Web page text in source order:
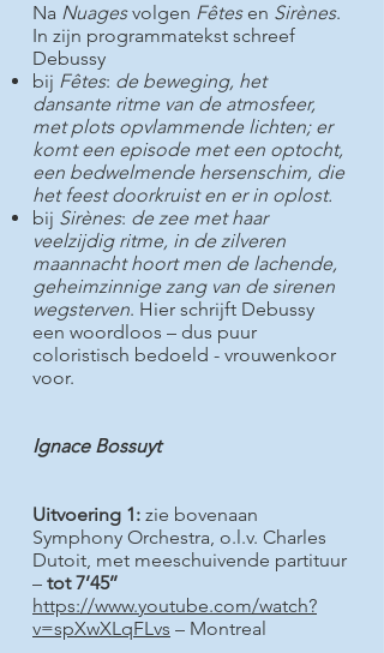
Na Nuagesvolgen Fêtes en Sirènes.
In zijn programmatekst schreef
Debussy
bij Fêtes: de beweging, het
dansante ritme van de atmosfeer,
met plots opvlammende lichten; er
komt een episode met een optocht,
een bedwelmende hersenschim, die
het feest doorkruist en er in oplost.
bij Sirènes: de zee met haar
veelzijdig ritme, in de zilveren
maannacht hoort men de lachende,
geheimzinnige zang van de sirenen
wegsterven. Hier schrijft Debussy
een woordloos – dus puur
coloristisch bedoeld - vrouwenkoor
voor.
Ignace Bossuyt
Uitvoering 1: zie bovenaan
Symphony Orchestra, o.l.v. Charles
Dutoit, met meeschuivende partituur
– tot 7’45’’
https://www.youtube.com/watch?
v=spXwXLqFLvs – Montreal